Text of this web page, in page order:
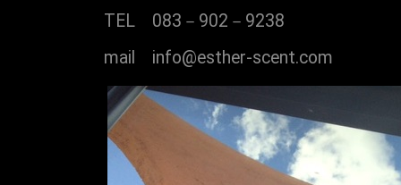
TEL 083－902－9238
mail info@esther-scent.com